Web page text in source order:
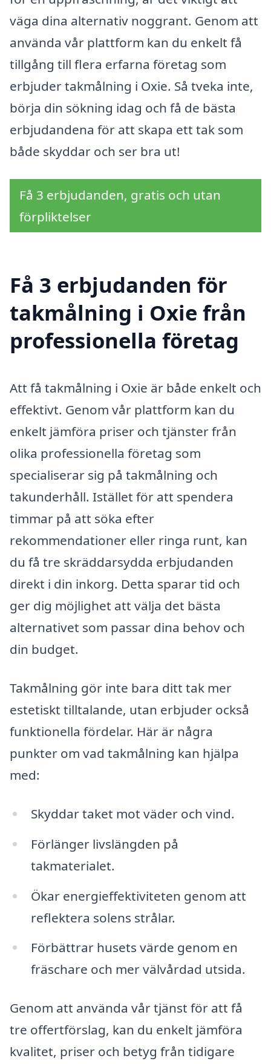
väga dina alternativ noggrant. Genom att
använda vår plattform kan du enkelt få
tillgång till flera erfarna företag som
erbjuder takmålning i Oxie. Så tveka inte,
börja din sökning idag och få de bästa
erbjudandena för att skapa ett tak som
både skyddar och ser bra ut!
Få 3 erbjudanden, gratis och utan
förpliktelser
Få 3 erbjudanden för
takmålning i Oxie från
professionella företag
Att få takmålning i Oxie är både enkelt och
effektivt. Genom vår plattform kan du
enkelt jämföra priser och tjänster från
olika professionella företag som
specialiserar sig på takmålning och
takunderhåll. Istället för att spendera
timmar på att söka efter
rekommendationer eller ringa runt, kan
du få tre skräddarsydda erbjudanden
direkt i din inkorg. Detta sparar tid och
ger dig möjlighet att välja det bästa
alternativet som passar dina behov och
din budget.
Takmålning gör inte bara ditt tak mer
estetiskt tilltalande, utan erbjuder också
funktionella fördelar. Här är några
punkter om vad takmålning kan hjälpa
med:
Skyddar taket mot väder och vind.
Förlänger livslängden på
takmaterialet.
Ökar energieffektiviteten genom att
reflektera solens strålar.
Förbättrar husets värde genom en
fräschare och mer välvårdad utsida.
Genom att använda vår tjänst för att få
tre offertförslag, kan du enkelt jämföra
kvalitet, priser och betyg från tidigare